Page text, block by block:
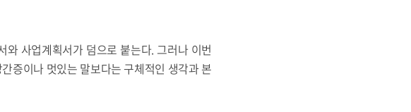
사업계획서가 덤으로 붙는다. 그러나 이번
증이나 멋있는 말보다는 구체적인 생각과 본